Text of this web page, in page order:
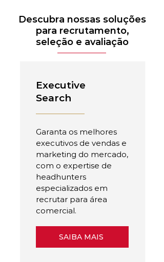
Descubra nossas soluções
para recrutamento,
seleção e avaliação
Executive
Search
Garanta os melhores
executivos de vendas e
marketing do mercado,
com o expertise de
headhunters
especializados em
recrutar para área
comercial.
SAIBA MAIS